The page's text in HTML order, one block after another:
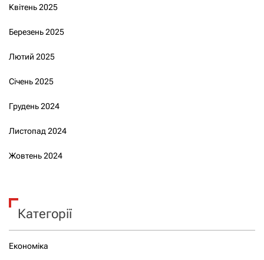
Квітень 2025
Березень 2025
Лютий 2025
Січень 2025
Грудень 2024
Листопад 2024
Жовтень 2024
Категорії
Економіка